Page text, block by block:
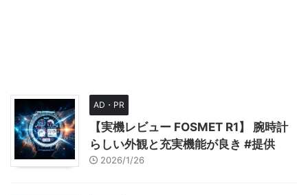
AD・PR
【実機レビュー FOSMET R1】 腕時計
らしい外観と充実機能が良き #提供
2026/1/26